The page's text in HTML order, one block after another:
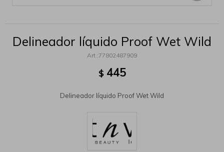
Delineador líquido Proof Wet Wild
77802487909
$ 445
Delineador líquido Proof Wet Wild